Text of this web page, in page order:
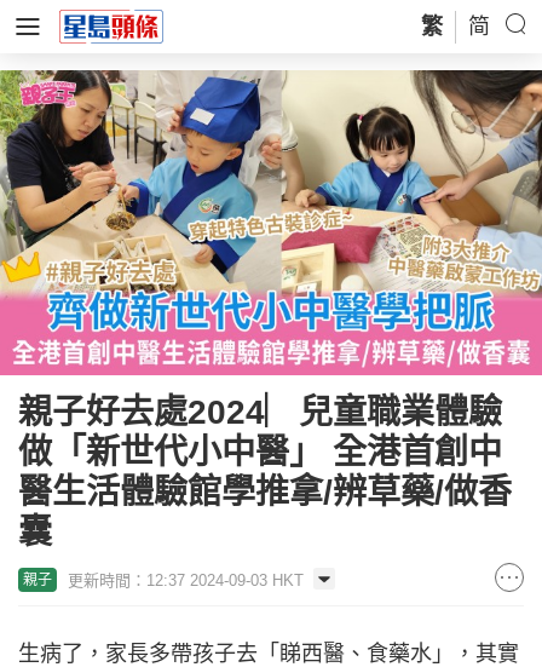
繁 简
親子好去處2024︳兒童職業體驗
做「新世代小中醫」 全港首創中
醫生活體驗館學推拿/辨草藥/做香
囊
親子 更新時間：12:37 2024-09-03 HKT
生病了，家長多帶孩子去「睇西醫、食藥水」，其實